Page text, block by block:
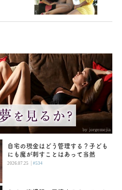
自宅の現金はどう管理する？子ども
にも魔が刺すことはあって当然
2026.07.25 |#534